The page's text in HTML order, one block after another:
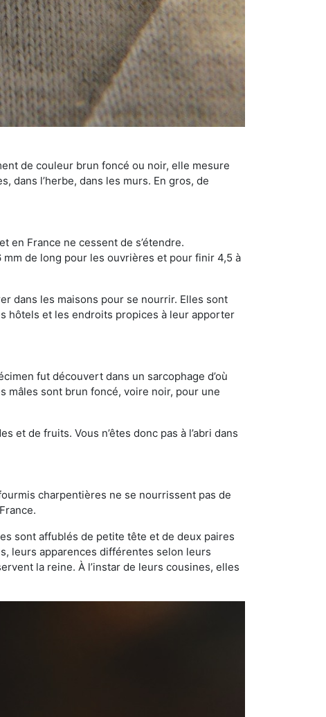
de couleur brun foncé ou noir, elle mesure
dans l’herbe, dans les murs. En gros, de
en France ne cessent de s’étendre.
mm de long pour les ouvrières et pour finir 4,5 à
dans les maisons pour se nourrir. Elles sont
hôtels et les endroits propices à leur apporter
fut découvert dans un sarcophage d’où
mâles sont brun foncé, voire noir, pour une
et de fruits. Vous n’êtes donc pas à l’abri dans
charpentières ne se nourrissent pas de
sont affublés de petite tête et de deux paires
leurs apparences différentes selon leurs
la reine. À l’instar de leurs cousines, elles